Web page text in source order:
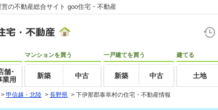
営の不動産総合サイト goo住宅・不動産
舗･
業用
マンションを買う
新築 中古
一戸建てを買う
新築 中古
建てる
土地
> 甲信越・北陸 > 長野県 > 下伊那郡泰阜村の住宅・不動産情報